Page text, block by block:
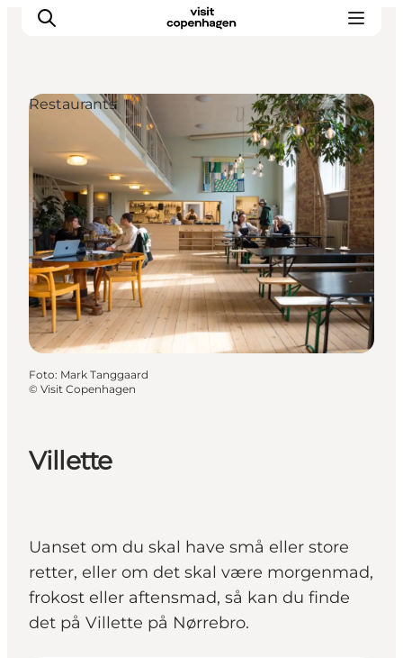
Aktivitäten
Essen und Trinken
Planen
Villette
Uanset om du skal have små eller store
retter, eller om det skal være morgenmad,
frokost eller aftensmad, så kan du finde
det på Villette på Nørrebro.
Restaurants
Foto: Mark Tanggaard
© Visit Copenhagen